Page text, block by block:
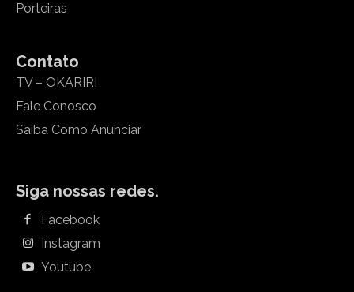
Porteiras
Contato
TV – OKARIRI
Fale Conosco
Saiba Como Anunciar
Siga nossas redes.
Facebook
Instagram
Youtube